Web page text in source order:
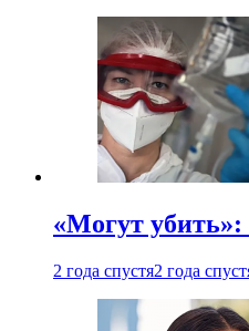
«Могут
2 года спустя2 года